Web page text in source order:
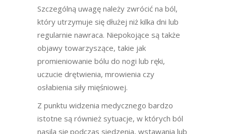
Szczególną uwagę należy zwrócić na ból,
który utrzymuje się dłużej niż kilka dni lub
regularnie nawraca. Niepokojące są także
objawy towarzyszące, takie jak
promieniowanie bólu do nogi lub ręki,
uczucie drętwienia, mrowienia czy
osłabienia siły mięśniowej.
Z punktu widzenia medycznego bardzo
istotne są również sytuacje, w których ból
nasila się podczas siedzenia, wstawania lub